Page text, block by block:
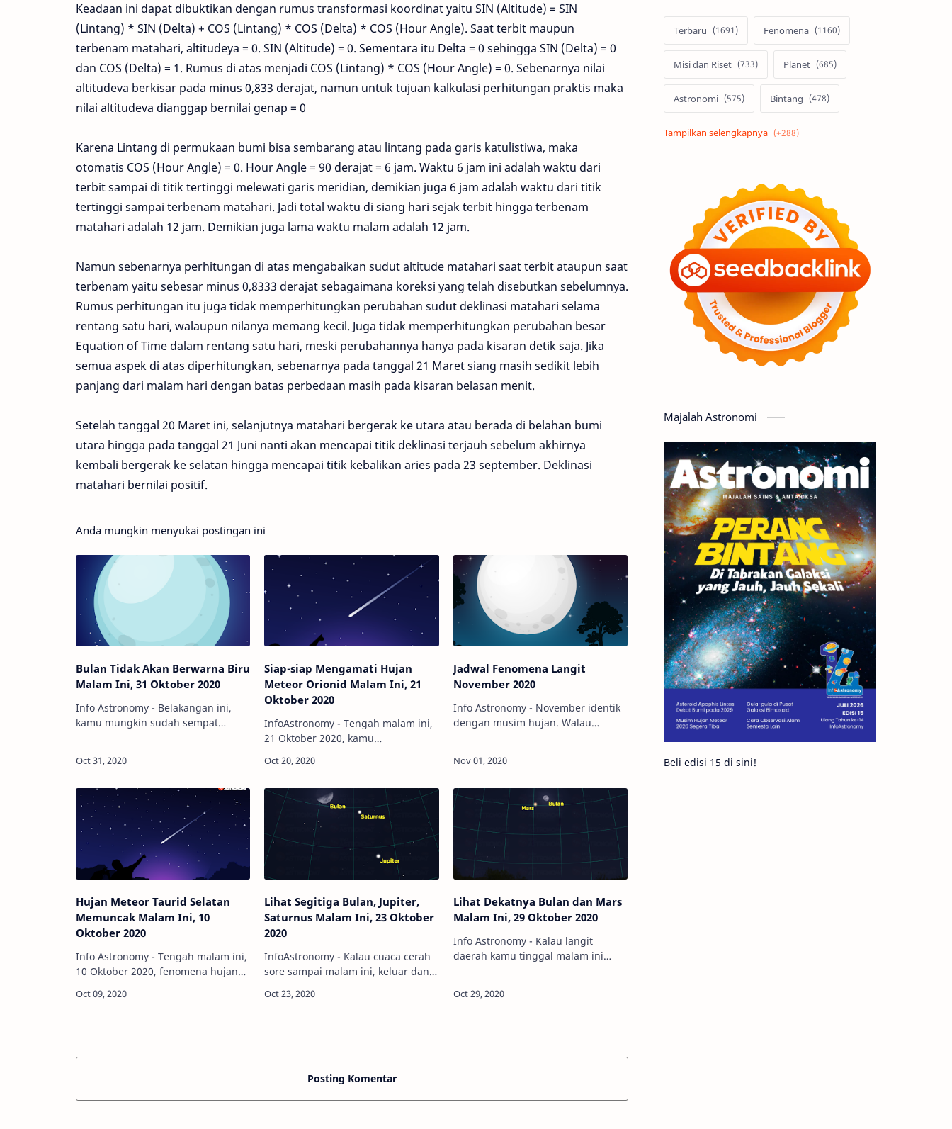
Keadaan ini dapat dibuktikan dengan rumus transformasi koordinat yaitu SIN (Altitude) = SIN
(Lintang) * SIN (Delta) + COS (Lintang) * COS (Delta) * COS (Hour Angle). Saat terbit maupun
terbenam matahari, altitudeya = 0. SIN (Altitude) = 0. Sementara itu Delta = 0 sehingga SIN (Delta) = 0
dan COS (Delta) = 1. Rumus di atas menjadi COS (Lintang) * COS (Hour Angle) = 0. Sebenarnya nilai
altitudeva berkisar pada minus 0,833 derajat, namun untuk tujuan kalkulasi perhitungan praktis maka
nilai altitudeva dianggap bernilai genap = 0
Karena Lintang di permukaan bumi bisa sembarang atau lintang pada garis katulistiwa, maka
otomatis COS (Hour Angle) = 0. Hour Angle = 90 derajat = 6 jam. Waktu 6 jam ini adalah waktu dari
terbit sampai di titik tertinggi melewati garis meridian, demikian juga 6 jam adalah waktu dari titik
tertinggi sampai terbenam matahari. Jadi total waktu di siang hari sejak terbit hingga terbenam
matahari adalah 12 jam. Demikian juga lama waktu malam adalah 12 jam.
Namun sebenarnya perhitungan di atas mengabaikan sudut altitude matahari saat terbit ataupun saat
terbenam yaitu sebesar minus 0,8333 derajat sebagaimana koreksi yang telah disebutkan sebelumnya.
Rumus perhitungan itu juga tidak memperhitungkan perubahan sudut deklinasi matahari selama
rentang satu hari, walaupun nilanya memang kecil. Juga tidak memperhitungkan perubahan besar
Equation of Time dalam rentang satu hari, meski perubahannya hanya pada kisaran detik saja. Jika
semua aspek di atas diperhitungkan, sebenarnya pada tanggal 21 Maret siang masih sedikit lebih
panjang dari malam hari dengan batas perbedaan masih pada kisaran belasan menit.
Setelah tanggal 20 Maret ini, selanjutnya matahari bergerak ke utara atau berada di belahan bumi
utara hingga pada tanggal 21 Juni nanti akan mencapai titik deklinasi terjauh sebelum akhirnya
kembali bergerak ke selatan hingga mencapai titik kebalikan aries pada 23 september. Deklinasi
matahari bernilai positif.
Anda mungkin menyukai postingan ini
Bulan Tidak Akan Berwarna Biru
Malam Ini, 31 Oktober 2020
Info Astronomy - Belakangan ini,
kamu mungkin sudah sempat
suatu fenomena yang disebut
Siap-siap Mengamati Hujan
Meteor Orionid Malam Ini, 21
Oktober 2020
InfoAstronomy - Tengah malam ini,
21 Oktober 2020, kamu
fenomena hujan meteor di langit.
meteor adalah peristiwa …
Jadwal Fenomena Langit
November 2020
Info Astronomy - November identik
dengan musim hujan. Walau
November ini. Sambil berharap
Hujan Meteor Taurid Selatan
Memuncak Malam Ini, 10
Oktober 2020
Info Astronomy - Tengah malam ini,
10 Oktober 2020, fenomena hujan
mencapai puncaknya dan bisa
Lihat Segitiga Bulan, Jupiter,
Saturnus Malam Ini, 23 Oktober
2020
InfoAstronomy - Kalau cuaca cerah
sore sampai malam ini, keluar dan
menemukan planet-planet raksasa
Lihat Dekatnya Bulan dan Mars
Malam Ini, 29 Oktober 2020
Info Astronomy - Kalau langit
daerah kamu tinggal malam ini
Mars dengan Bulan.Yup, planet-
Posting Komentar
Terbaru Fenomena
Misi dan Riset Planet
Astronomi Bintang
Alam semesta Galaksi
Tata Surya
Hype Astronot
Asteroid Observasi
Premium Komet
Penelitian
Satelit
Aurora Supernova
Nebula Sponsored
Matahari Featured
Mars Planet Katai
GMT 2016 History
Hoax Bima Sakti
Meteor Gerhana
Komet ISON Jupiter
Planet Kerdil Bumi
Pengetahuan Berita
Majalah Astronomi
Beli edisi 15 di sini!